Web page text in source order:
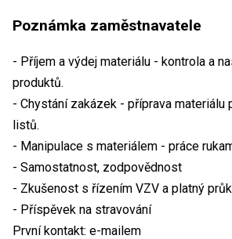
Poznámka zaměstnavatele
- Příjem a výdej materiálu - kontrola a
produktů.
- Chystání zakázek - příprava
listů.
- Manipulace s materiálem - práce
- Samostatnost, zodpovědnost
- Zkušenost s řízením VZV a platný
- Příspěvek na stravování
První kontakt: e-mailem